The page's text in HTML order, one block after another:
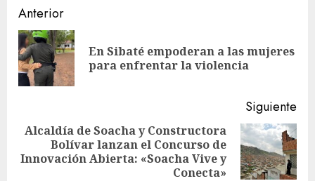
Sigue
leyendo
Anterior
En Sibaté empoderan a las mujeres
para enfrentar la violencia
Siguiente
Siguiente
entrada:
Alcaldía de Soacha y Constructora
Bolívar lanzan el Concurso de
Innovación Abierta: «Soacha Vive y
Conecta»